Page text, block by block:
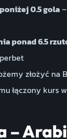
0.5 gola–
ponad 6.5
złożyć na
łączony kurs
–